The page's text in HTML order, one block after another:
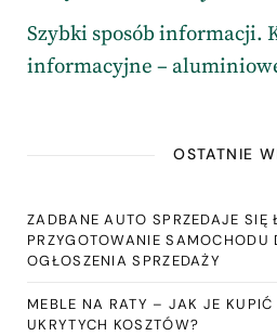
Szybki sposób informacji.
informacyjne –
OSTATNIE
ZADBANE AUTO SPRZEDAJE
PRZYGOTOWANIE SAMOCHODU
OGŁOSZENIA SPRZEDAŻY
MEBLE NA RATY – JAK JE
UKRYTYCH KOSZTÓW?